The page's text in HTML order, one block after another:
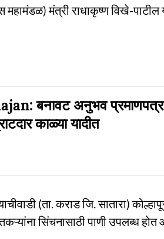
मंत्री राधाकृष्ण विखे-पाटील
बनावट अनुभव प्रमाणपत्र
काळ्या यादीत
(ता. कराड जि. सातारा)
सिंचनासाठी पाणी उपलब्ध